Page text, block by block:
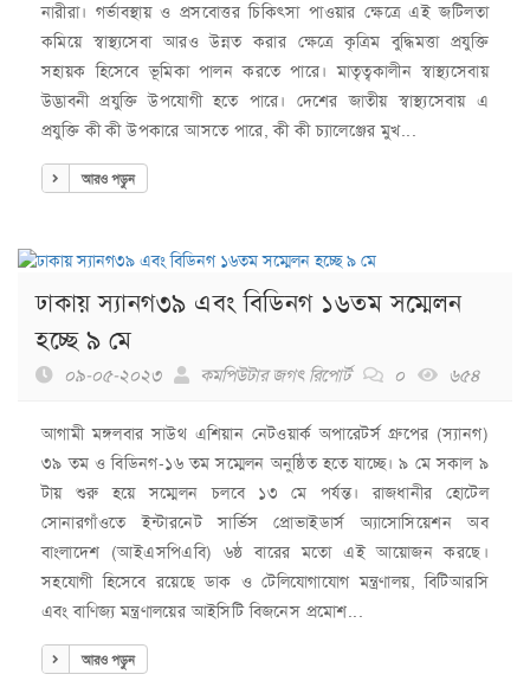
নারীরা। গর্ভাবস্থায় ও প্রসবোত্তর চিকিৎসা পাওয়ার ক্ষেত্রে এই জটিলতা
কমিয়ে স্বাস্থ্যসেবা আরও উন্নত করার ক্ষেত্রে কৃত্রিম বুদ্ধিমত্তা প্রযুক্তি
সহায়ক হিসেবে ভূমিকা পালন করতে পারে। মাতৃত্বকালীন স্বাস্থ্যসেবায়
উদ্ভাবনী প্রযুক্তি উপযোগী হতে পারে। দেশের জাতীয় স্বাস্থ্যসেবায় এ
প্রযুক্তি কী কী উপকারে আসতে পারে, কী কী চ্যালেঞ্জের মুখ...
আরও পড়ুন
ঢাকায় স্যানগ৩৯ এবং বিডিনগ ১৬তম সম্মেলন
হচ্ছে ৯ মে
০৯-০৫-২০২৩ কমপিউটার জগৎ রিপোর্ট ০ ৬৫৪
আগামী মঙ্গলবার সাউথ এশিয়ান নেটওয়ার্ক অপারেটর্স গ্রুপের (স্যানগ)
৩৯ তম ও বিডিনগ-১৬ তম সম্মেলন অনুষ্ঠিত হতে যাচ্ছে। ৯ মে সকাল ৯
টায় শুরু হয়ে সম্মেলন চলবে ১৩ মে পর্যন্ত। রাজধানীর হোটেল
সোনারগাঁওতে ইন্টারনেট সার্ভিস প্রোভাইডার্স অ্যাসোসিয়েশন অব
বাংলাদেশ (আইএসপিএবি) ৬ষ্ঠ বারের মতো এই আয়োজন করছে।
সহযোগী হিসেবে রয়েছে ডাক ও টেলিযোগাযোগ মন্ত্রণালয়, বিটিআরসি
এবং বাণিজ্য মন্ত্রণালয়ের আইসিটি বিজনেস প্রমোশ...
আরও পড়ুন